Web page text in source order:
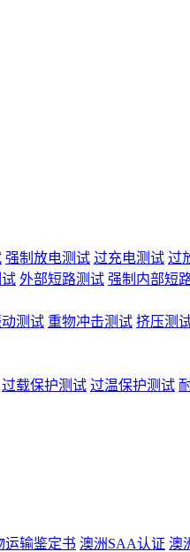
强制放电测试 过充电测试 过
外部短路测试 强制内部短
测试 重物冲击测试 挤压测
过载保护测试 过温保护测试
运输鉴定书 澳洲SAA认证 澳